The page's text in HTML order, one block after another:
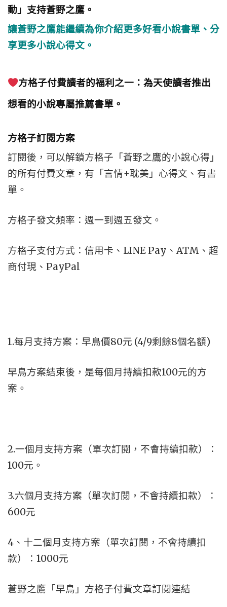
動」支持蒼野之鷹。
讓蒼野之鷹能繼續為你介紹更多好看小說書單、分
享更多小說心得文。
方格子付費讀者的福利之一：為天使讀者推出
想看的小說專屬推薦書單。
方格子訂閱方案
訂閱後，可以解鎖方格子「蒼野之鷹的小說心得」
的所有付費文章，有「言情+耽美」心得文、有書
單。
方格子發文頻率：週一到週五發文。
方格子支付方式：信用卡、LINE Pay、ATM、超
商付現、PayPal
1.每月支持方案：早鳥價80元 (4/9剩餘8個名額)
早鳥方案結束後，是每個月持續扣款100元的方
案。
2.一個月支持方案（單次訂閱，不會持續扣款）：
100元。
3.六個月支持方案（單次訂閱，不會持續扣款）：
600元
4、十二個月支持方案（單次訂閱，不會持續扣
款）：1000元
蒼野之鷹「早鳥」方格子付費文章訂閱連結